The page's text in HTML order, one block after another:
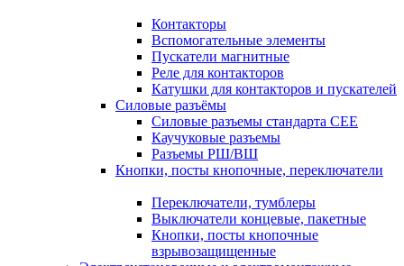
Контакторы
Вспомогательные элементы
Пускатели магнитные
Реле для контакторов
Катушки для контакторов и пускателей
Силовые разъёмы
Силовые разъемы стандарта СЕЕ
Каучуковые разъемы
Разъемы РШ/ВШ
Кнопки, посты кнопочные, переключатели
Переключатели, тумблеры
Выключатели концевые, пакетные
Кнопки, посты кнопочные
взрывозащищенные